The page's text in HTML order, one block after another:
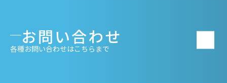
お問い合わせ
各種お問い合わせはこちらまで